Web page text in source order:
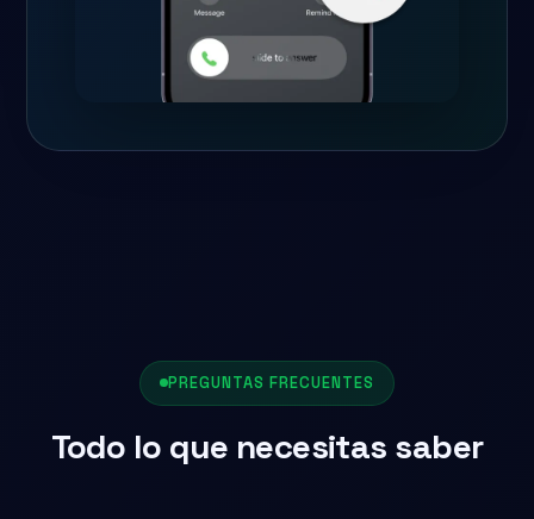
PREGUNTAS FRECUENTES
Todo lo que necesitas saber